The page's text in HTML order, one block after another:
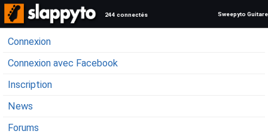
244 connectés Sweepyto Guitare
Connexion
Connexion avec Facebook
Inscription
News
Forums